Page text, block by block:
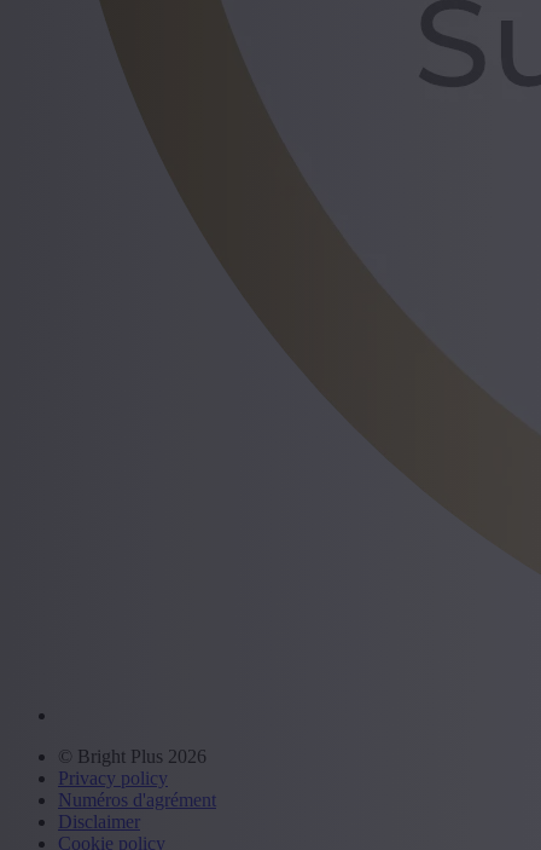
© Bright Plus 2026
Privacy policy
Numéros d'agrément
Disclaimer
Cookie policy